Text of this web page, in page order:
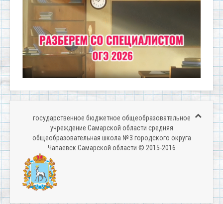
государственное бюджетное общеобразовательное
учреждение Самарской области средняя
общеобразовательная школа № 3 городского округа
Чапаевск Самарской области © 2015-2016